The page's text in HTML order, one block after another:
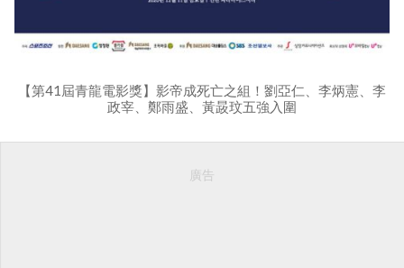
【第41屆青龍電影獎】影帝成死亡之組！劉亞仁、李炳憲、李
政宰、鄭雨盛、黃晸玟五強入圍
廣告